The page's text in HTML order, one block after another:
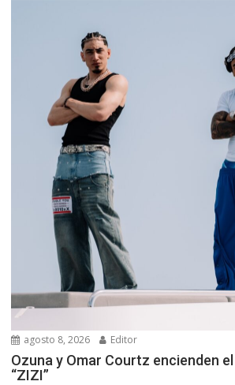
agosto 8, 2026 Editor
Ozuna y Omar Courtz encienden
“ZIZI”